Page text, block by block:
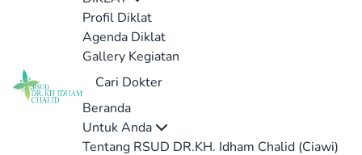
Profil Diklat
Agenda Diklat
Gallery Kegiatan
Cari Dokter
Beranda
Untuk Anda
Tentang RSUD DR.KH. Idham Chalid (Ciawi)